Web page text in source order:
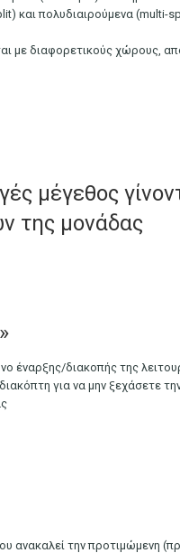
και πολυδιαιρούμενα (multi-
με διαφορετικούς χώρους,
μέγεθος
της μονάδας
έναρξης/διακοπής της
για να μην ξεχάσετε
ανακαλεί την προτιμώμενη